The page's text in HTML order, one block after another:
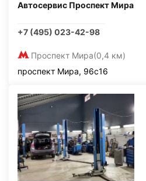
Автосервис Проспект Мира
+7 (495) 023-42-98
Проспект Мира(0,4 км)
проспект Мира, 96с16